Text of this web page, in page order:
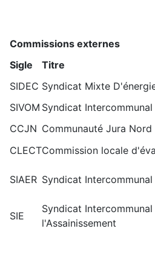
Commissions externes
Sigle
Titre
SIDEC Syndicat Mixte
SIVOM Syndicat
CCJN Communauté Jura Nord
CLECTCommission locale
SIAER Syndicat
SIE
Syndicat
l'Assainissement